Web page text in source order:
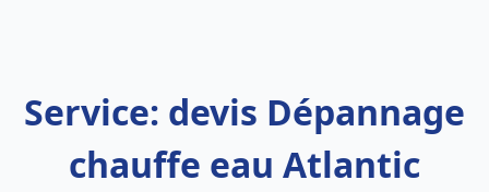
Service: devis Dépannage
chauffe eau Atlantic